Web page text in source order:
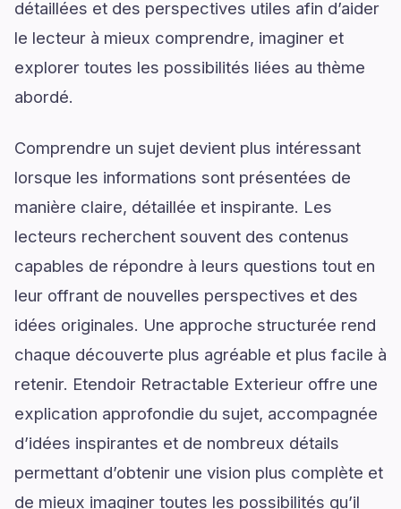
détaillées et des perspectives utiles afin d’aider
le lecteur à mieux comprendre, imaginer et
explorer toutes les possibilités liées au thème
abordé.
Comprendre un sujet devient plus intéressant
lorsque les informations sont présentées de
manière claire, détaillée et inspirante. Les
lecteurs recherchent souvent des contenus
capables de répondre à leurs questions tout en
leur offrant de nouvelles perspectives et des
idées originales. Une approche structurée rend
chaque découverte plus agréable et plus facile à
retenir. Etendoir Retractable Exterieur offre une
explication approfondie du sujet, accompagnée
d’idées inspirantes et de nombreux détails
permettant d’obtenir une vision plus complète et
de mieux imaginer toutes les possibilités qu’il